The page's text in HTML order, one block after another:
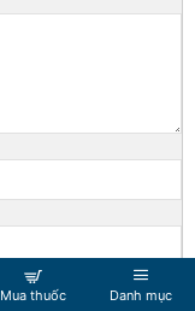
Mua thuốc Danh mục